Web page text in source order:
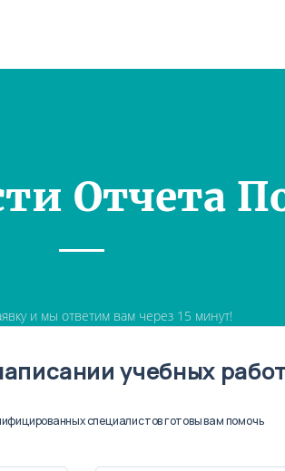
Отчета
и мы ответим вам через 15 минут!
учебных
специалистов готовы вам помочь